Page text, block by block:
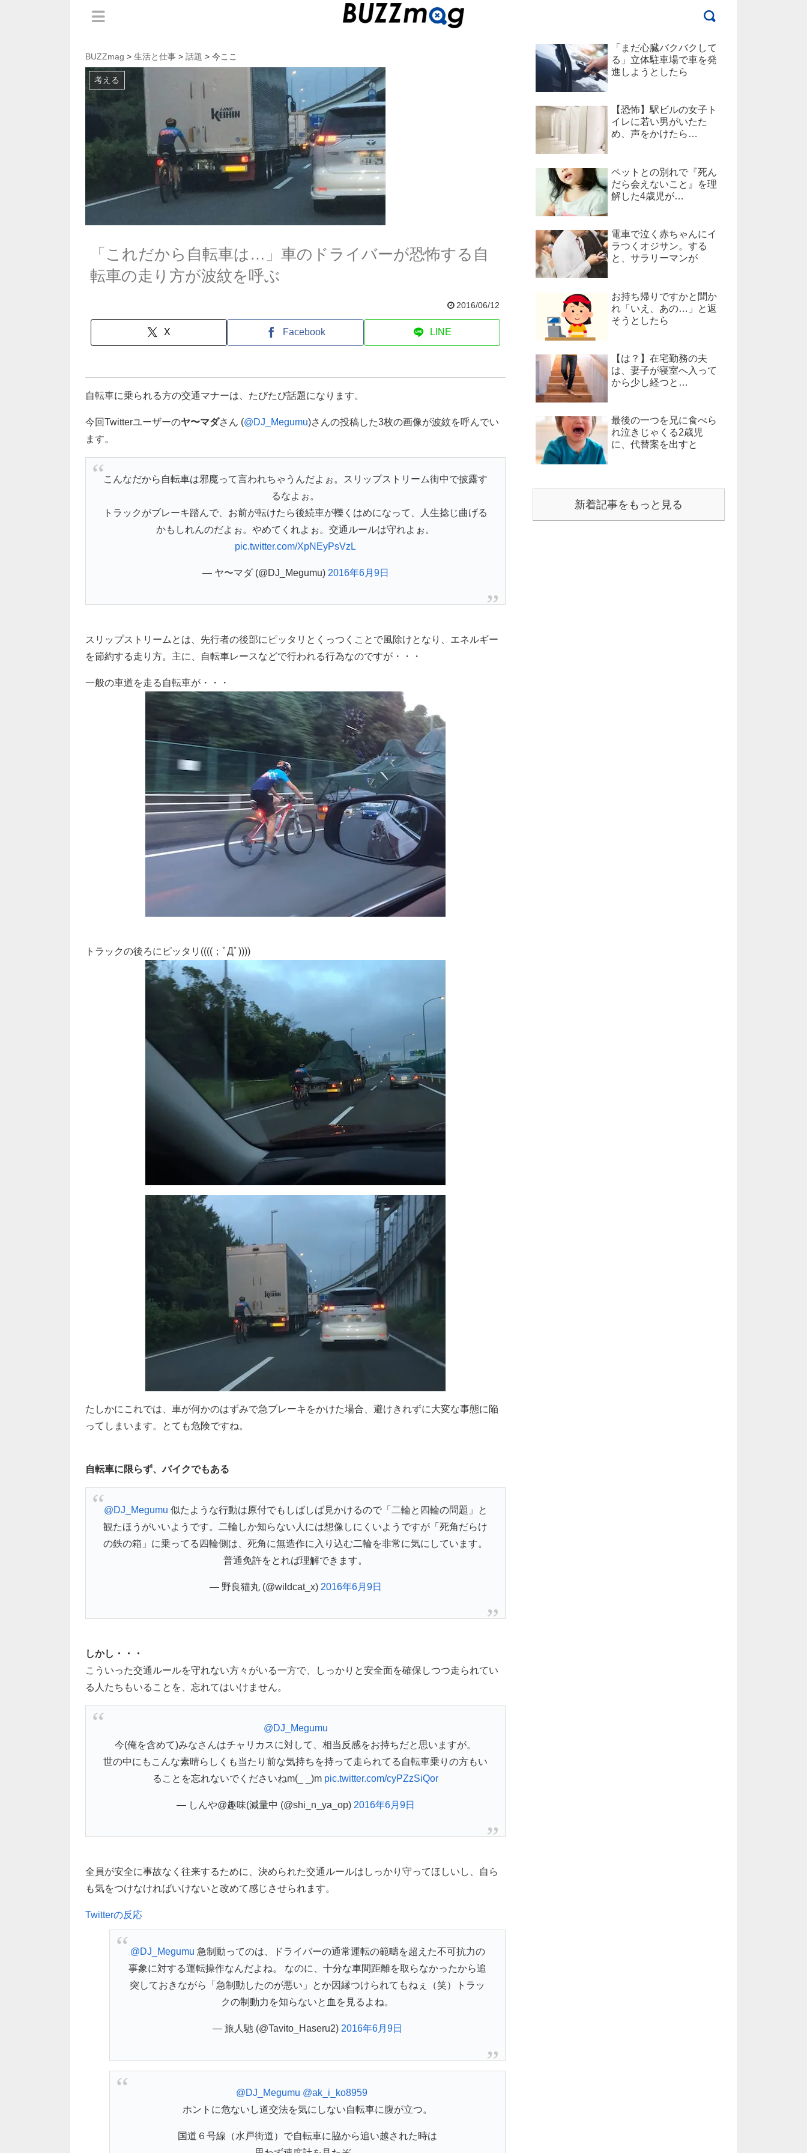
BUZZmag > 生活と仕事 > 話題 > 今ここ
考える
「これだから自転車は…」車のドライバーが恐怖する自
転車の走り方が波紋を呼ぶ
2016/06/12
X Facebook LINE
自転車に乗られる方の交通マナーは、たびたび話題になります。
今回Twitterユーザーのヤ〜マダさん (@DJ_Megumu)さんの投稿した3枚の画像が波紋を呼んでい
ます。
こんなだから自転車は邪魔って言われちゃうんだよぉ。スリップストリーム街中で披露す
るなよぉ。
トラックがブレーキ踏んで、お前が転けたら後続車が轢くはめになって、人生捻じ曲げる
かもしれんのだよぉ。やめてくれよぉ。交通ルールは守れよぉ。
pic.twitter.com/XpNEyPsVzL
— ヤ〜マダ (@DJ_Megumu) 2016年6月9日
スリップストリームとは、先行者の後部にピッタリとくっつくことで風除けとなり、エネルギー
を節約する走り方。主に、自転車レースなどで行われる行為なのですが・・・
一般の車道を走る自転車が・・・
トラックの後ろにピッタリ((((；ﾟДﾟ))))
たしかにこれでは、車が何かのはずみで急ブレーキをかけた場合、避けきれずに大変な事態に陥
ってしまいます。とても危険ですね。
自転車に限らず、バイクでもある
@DJ_Megumu 似たような行動は原付でもしばしば見かけるので「二輪と四輪の問題」と
観たほうがいいようです。二輪しか知らない人には想像しにくいようですが「死角だらけ
の鉄の箱」に乗ってる四輪側は、死角に無造作に入り込む二輪を非常に気にしています。
普通免許をとれば理解できます。
— 野良猫丸 (@wildcat_x) 2016年6月9日
しかし・・・
こういった交通ルールを守れない方々がいる一方で、しっかりと安全面を確保しつつ走られてい
る人たちもいることを、忘れてはいけません。
@DJ_Megumu
今(俺を含めて)みなさんはチャリカスに対して、相当反感をお持ちだと思いますが。
世の中にもこんな素晴らしくも当たり前な気持ちを持って走られてる自転車乗りの方もい
ることを忘れないでくださいねm(_ _)m pic.twitter.com/cyPZzSiQor
— しんや@趣味(減量中 (@shi_n_ya_op) 2016年6月9日
全員が安全に事故なく往来するために、決められた交通ルールはしっかり守ってほしいし、自ら
も気をつけなければいけないと改めて感じさせられます。
Twitterの反応
@DJ_Megumu 急制動ってのは、ドライバーの通常運転の範疇を超えた不可抗力の
事象に対する運転操作なんだよね。 なのに、十分な車間距離を取らなかったから追
突しておきながら「急制動したのが悪い」とか因縁つけられてもねぇ（笑）トラッ
クの制動力を知らないと血を見るよね。
— 旅人馳 (@Tavito_Haseru2) 2016年6月9日
@DJ_Megumu @ak_i_ko8959
ホントに危ないし道交法を気にしない自転車に腹が立つ。
国道６号線（水戸街道）で自転車に脇から追い越された時は
「まだ心臓バクバクして
る」立体駐車場で車を発
進しようとしたら
【恐怖】駅ビルの女子ト
イレに若い男がいたた
め、声をかけたら…
ペットとの別れで『死ん
だら会えないこと』を理
解した4歳児が…
電車で泣く赤ちゃんにイ
ラつくオジサン。する
と、サラリーマンが
お持ち帰りですかと聞か
れ「いえ、あの…」と返
そうとしたら
【は？】在宅勤務の夫
は、妻子が寝室へ入って
から少し経つと…
最後の一つを兄に食べら
れ泣きじゃくる2歳児
に、代替案を出すと
新着記事をもっと見る